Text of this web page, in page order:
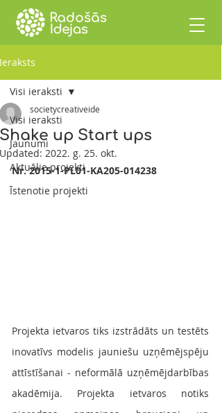
Ieraksts
Visi ieraksti
Jaunumi
Aktuālie projekti
Īstenotie projekti
Visi ieraksti
Shake up Start ups
societycreativeide
Updated: 2022. g. 25. okt.
Nr. 2015-1-PL01-KA205-014238
Projekta ietvaros tiks izstrādāts un testēts
inovatīvs modelis jauniešu uzņēmējspēju
attīstīšanai - neformālā uzņēmējdarbības
akadēmija. Projekta ietvaros notiks